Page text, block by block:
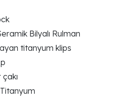
Bilyalı Rulman
titanyum klips
Titanyum